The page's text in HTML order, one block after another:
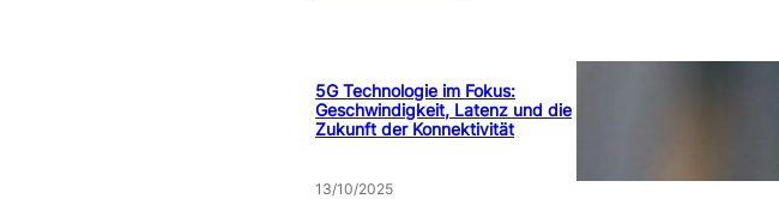
5G Technologie im Fokus:
Geschwindigkeit, Latenz und die
Zukunft der Konnektivität
13/10/2025